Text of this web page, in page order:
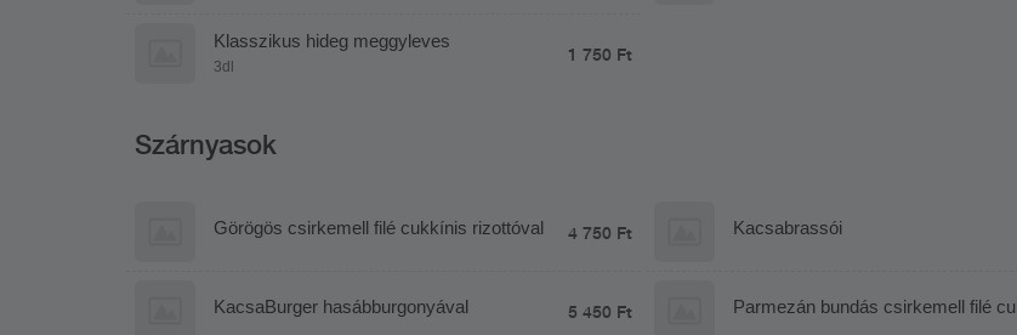
Klasszikus hideg meggyleves
3dl
1 750 Ft
Szárnyasok
Görögös csirkemell filé cukkínis rizottóval 4 750 Ft Kacsabrassói
KacsaBurger hasábburgonyával 5 450 Ft
Parmezán bundás csirkemell filé